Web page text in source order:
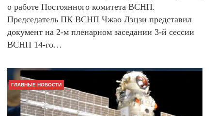
о работе Постоянного комитета ВСНП.
Председатель ПК ВСНП Чжао Лэцзи представил
документ на 2-м пленарном заседании 3-й сессии
ВСНП 14-го…
ГЛАВНЫЕ НОВОСТИ